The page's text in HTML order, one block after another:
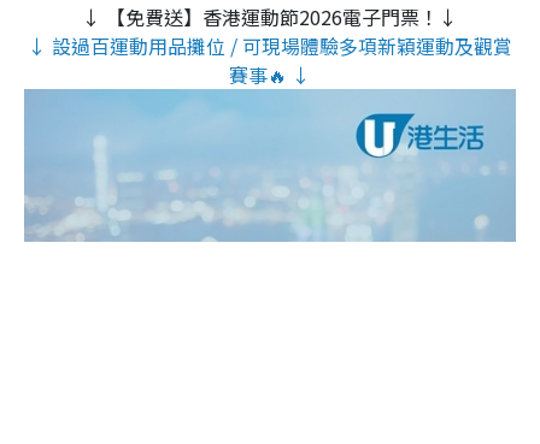
↓ 【免費送】香港運動節2026電子門票！↓
↓ 設過百運動用品攤位 / 可現場體驗多項新穎運動及觀賞
賽事🔥 ↓